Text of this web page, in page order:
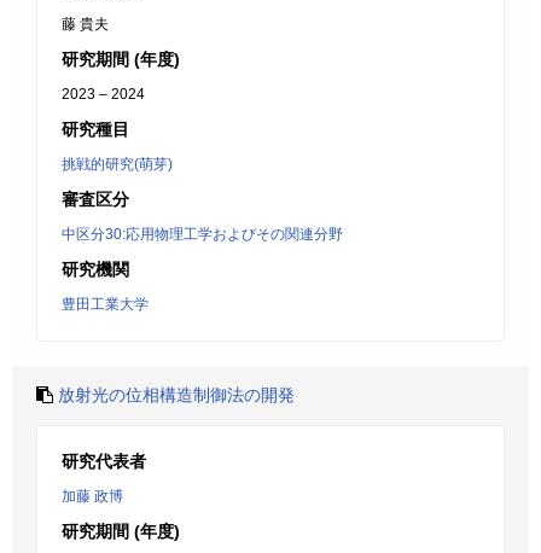
藤 貴夫
研究期間 (年度)
2023 – 2024
研究種目
挑戦的研究(萌芽)
審査区分
中区分30:応用物理工学およびその関連分野
研究機関
豊田工業大学
放射光の位相構造制御法の開発
研究代表者
加藤 政博
研究期間 (年度)